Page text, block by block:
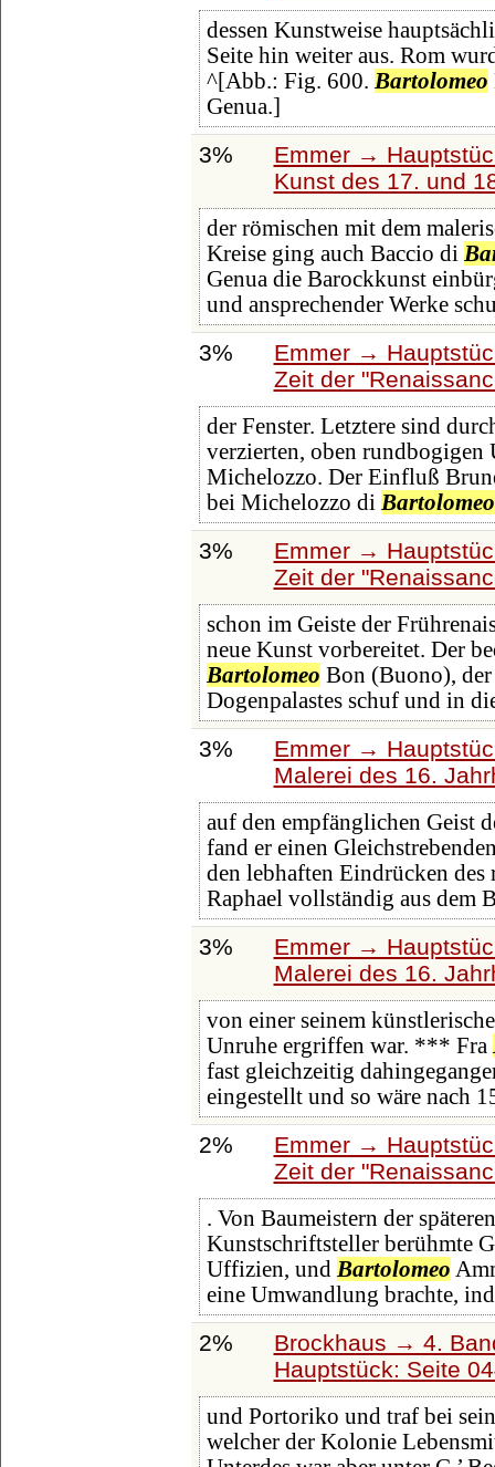
dessen Kunstweise
Seite hin weiter aus. Rom
^[Abb.: Fig. 600. Bartolomeo
Genua.]
3%
Emmer →
Kunst des 17. und
der römischen mit dem
Kreise ging auch Baccio di
Genua die Barockkunst
und ansprechender Werke
3%
Emmer →
Zeit der
der Fenster. Letztere sind
verzierten, oben rundbogigen
Michelozzo. Der Einfluß
bei Michelozzo di Bartolomeo
3%
Emmer →
Zeit der
schon im Geiste der
neue Kunst vorbereitet. Der
Bartolomeo Bon (Buono), der
Dogenpalastes schuf und in
3%
Emmer →
Malerei des 16.
auf den empfänglichen Geist
fand er einen
den lebhaften Eindrücken
Raphael vollständig aus dem
3%
Emmer →
Malerei des 16.
von einer seinem
Unruhe ergriffen war. *** Fra
fast gleichzeitig
eingestellt und so wäre nach
2%
Emmer →
Zeit der
. Von Baumeistern der
Kunstschriftsteller berühmte
Uffizien, und Bartolomeo
eine Umwandlung brachte,
2%
Brockhaus → 4.
Hauptstück: Seite
und Portoriko und traf bei
welcher der Kolonie